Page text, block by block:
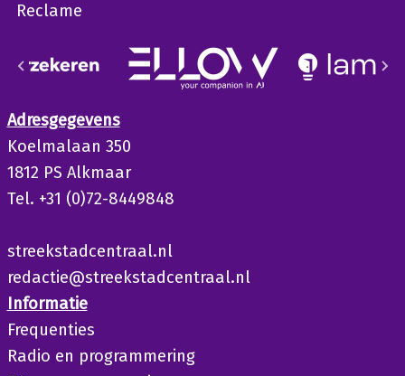
Reclame
Adresgegevens
Koelmalaan 350
1812 PS Alkmaar
Tel. +31 (0)72-8449848
streekstadcentraal.nl
redactie@streekstadcentraal.nl
Informatie
Frequenties
Radio en programmering